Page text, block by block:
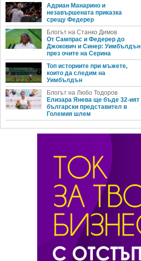
Адриан Манарино и
незавършената приказка
срещу Федерер
Блогът на Станко Димов
От Сампрас и Федерер до
Джокович и Синер: Уимбълдън
през очите на Серина
Топ историите при мъжете,
които да следим на
Уимбълдън
Блогът на Любо Тодоров
Елизара Янева ще бъде 32-ият
български представител в
Големия шлем